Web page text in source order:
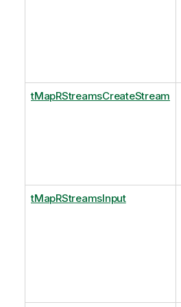
tMapRStreamsCreateStream
tMapRStreamsInput